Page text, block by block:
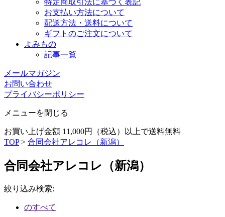
お支払い方法について
配送方法・送料について
ギフトのご注文について
よみもの
記事一覧
メールマガジン
お問い合わせ
プライバシーポリシー
メニューを閉じる
お買い上げ金額 11,000円（税込）以上で送料無料
TOP> 合同会社アレコレ（新潟）
合同会社アレコレ（新潟）
絞り込み検索:
のすべて